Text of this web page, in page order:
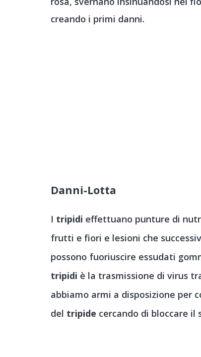
creando i primi danni.
Danni-Lotta
I tripidi effettuano punture di
frutti e fiori e lesioni che
possono fuoriuscire essudati
tripidi è la trasmissione di virus
abbiamo armi a disposizione per
del tripide cercando di bloccare il